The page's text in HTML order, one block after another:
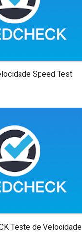
Speed Test
Teste de Velocidade